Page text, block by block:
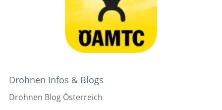
Drohnen Infos & Blogs
Drohnen Blog Österreich